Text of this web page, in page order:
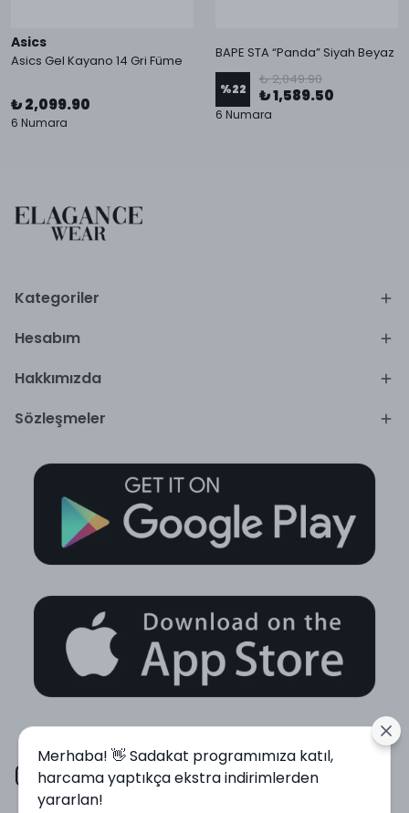
Asics
Asics Gel Kayano 14 Gri Füme
₺ 2,099.90
6 Numara
BAPE STA “Panda” Siyah Beyaz
%22
₺ 2,049.90
₺ 1,589.50
6 Numara
Kategoriler
Hesabım
Hakkımızda
Sözleşmeler
Merhaba! 👋 Sadakat programımıza katıl,
harcama yaptıkça ekstra indirimlerden
yararlan!